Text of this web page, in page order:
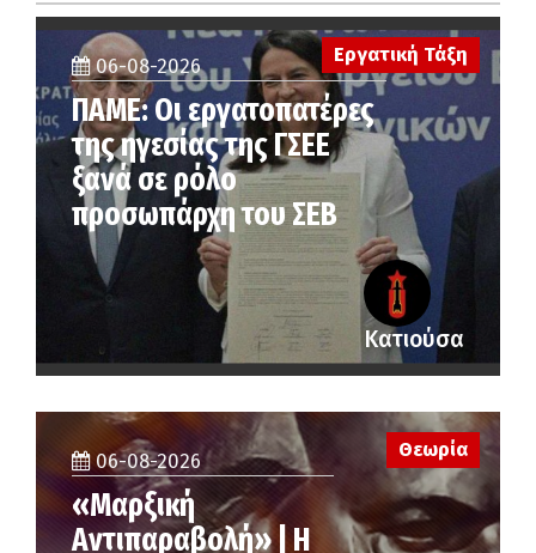
Εργατική Τάξη
06-08-2026
ΠΑΜΕ: Οι εργατοπατέρες
της ηγεσίας της ΓΣΕΕ
ξανά σε ρόλο
προσωπάρχη του ΣΕΒ
Κατιούσα
06-08-2026
«Μαρξική
Αντιπαραβολή» | Η
Θεωρία